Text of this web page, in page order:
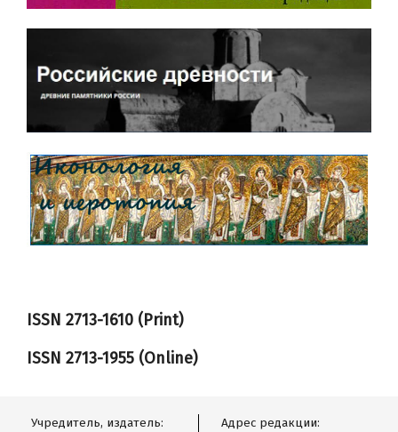
ISSN 2713-1610 (Print)
ISSN 2713-1955 (Online)
Учредитель, издатель:
Адрес редакции: